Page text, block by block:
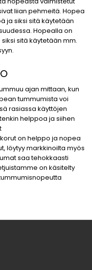
liian pehmeitä. Hopea
ja siksi sitä käytetään
Hopealla on
sitä käytetään mm.
ajan mittaan, kun
tummumista voi
rasiassa käyttöjen
helppoa ja siihen
on helppo ja nopea
löytyy markkinoilta myös
saa tehokkaasti
on käsitelty